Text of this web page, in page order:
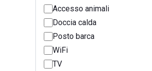
Accesso animali
Doccia calda
Posto barca
WiFi
TV